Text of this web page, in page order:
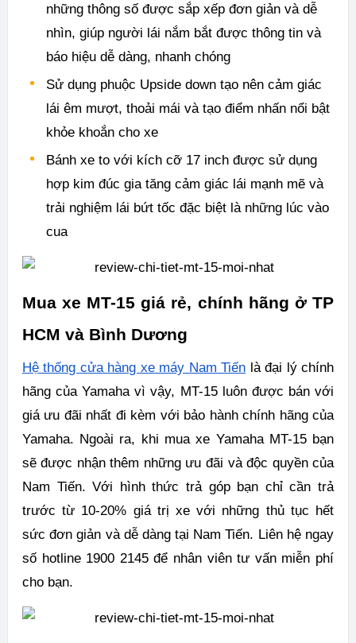
những thông số được sắp xếp đơn giản và dễ
nhìn, giúp người lái nắm bắt được thông tin và
báo hiệu dễ dàng, nhanh chóng
Sử dụng phuộc Upside down tạo nên cảm giác
lái êm mượt, thoải mái và tạo điểm nhấn nổi bật
khỏe khoắn cho xe
Bánh xe to với kích cỡ 17 inch được sử dụng
hợp kim đúc gia tăng cảm giác lái mạnh mẽ và
trải nghiệm lái bứt tốc đặc biệt là những lúc vào
cua
Mua xe MT-15 giá rẻ, chính hãng ở TP
HCM và Bình Dương
Hệ thống cửa hàng xe máy Nam Tiến là đại lý chính
hãng của Yamaha vì vậy, MT-15 luôn được bán với
giá ưu đãi nhất đi kèm với bảo hành chính hãng của
Yamaha. Ngoài ra, khi mua xe Yamaha MT-15 bạn
sẽ được nhận thêm những ưu đãi và độc quyền của
Nam Tiến. Với hình thức trả góp bạn chỉ cần trả
trước từ 10-20% giá trị xe với những thủ tục hết
sức đơn giản và dễ dàng tại Nam Tiến. Liên hệ ngay
số hotline 1900 2145 để nhân viên tư vấn miễn phí
cho bạn.